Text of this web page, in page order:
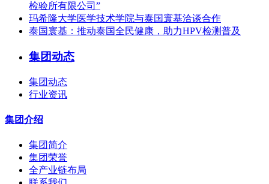
检验所有限公司”
玛希隆大学医学技术学院与泰国寰基洽谈合作
泰国寰基：推动泰国全民健康，助力HPV检测普及
集团动态
集团动态
行业资讯
集团介绍
集团简介
集团荣誉
全产业链布局